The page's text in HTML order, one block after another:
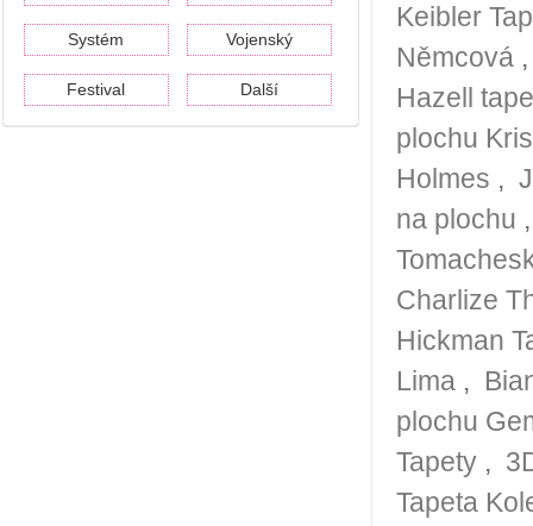
Systém Vojenský
Festival Další
Keibler
Němcová
Hazell
plochu
Holmes ,
na plochu
Charlize
Hickman
Lima ,
plochu
Tapety ,
Tapeta